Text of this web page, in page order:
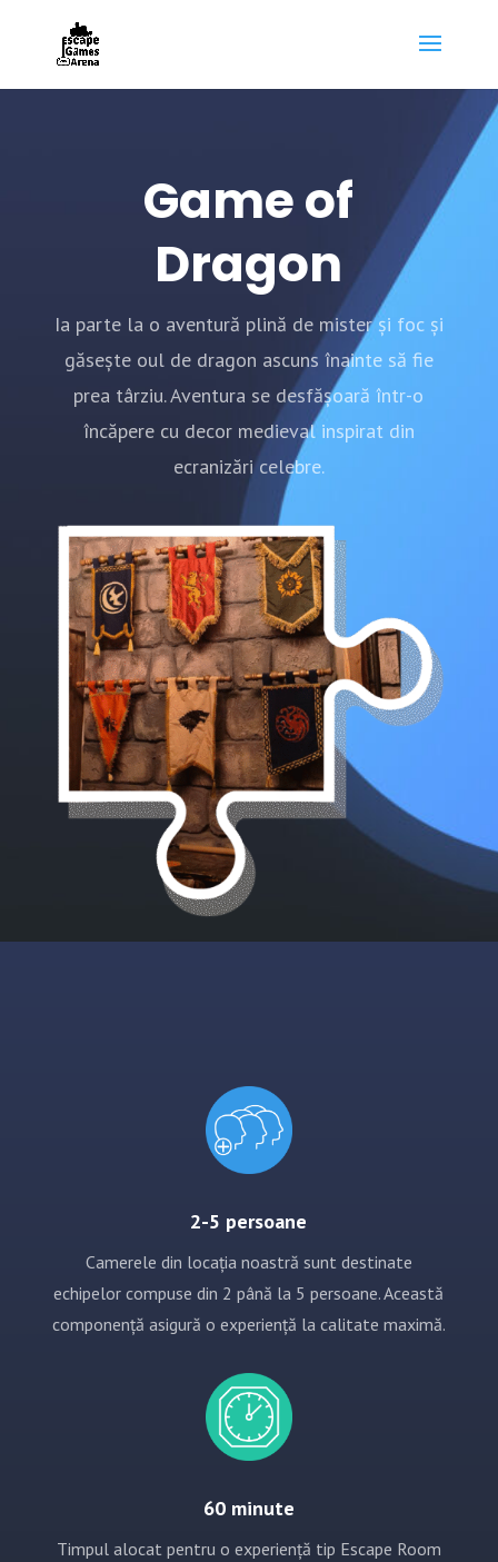
Game of
Dragon
Ia parte la o aventură plină de mister și foc și
găsește oul de dragon ascuns înainte să fie
prea târziu. Aventura se desfășoară într-o
încăpere cu decor medieval inspirat din
ecranizări celebre.
2-5 persoane
Camerele din locația noastră sunt destinate
echipelor compuse din 2 până la 5 persoane. Această
componență asigură o experiență la calitate maximă.
60 minute
Timpul alocat pentru o experiență tip Escape Room